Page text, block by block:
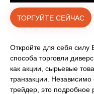
ТОРГУЙТЕ СЕЙЧАС
Откройте для себя силу
способа торговли
как акции, сырьевые
транзакции.
трейдер, это подробное